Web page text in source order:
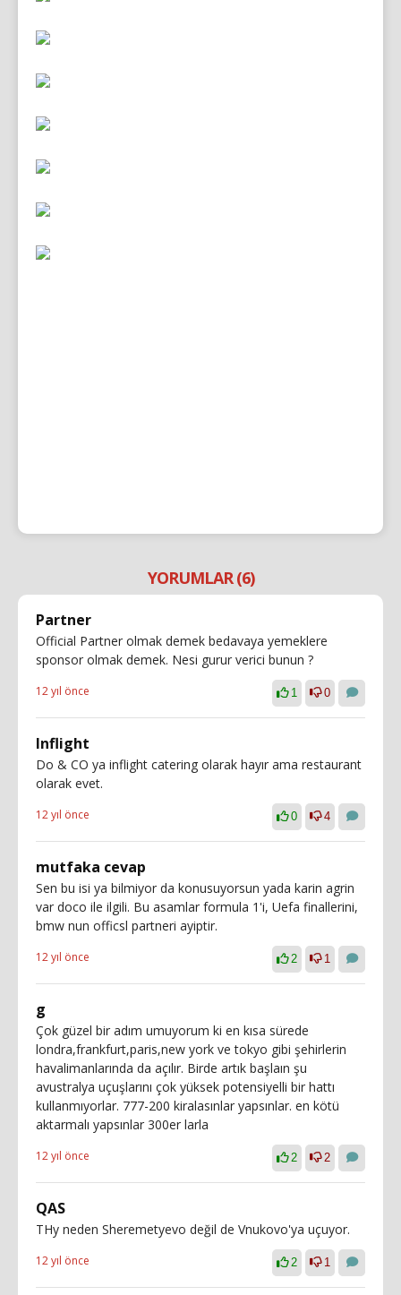
YORUMLAR (6)
Partner
Official Partner olmak demek bedavaya yemeklere
sponsor olmak demek. Nesi gurur verici bunun ?
12 yıl önce 1 0
Inflight
Do & CO ya inflight catering olarak hayır ama restaurant
olarak evet.
12 yıl önce 0 4
mutfaka cevap
Sen bu isi ya bilmiyor da konusuyorsun yada karin agrin
var doco ile ilgili. Bu asamlar formula 1'i, Uefa finallerini,
bmw nun officsl partneri ayiptir.
12 yıl önce 2 1
g
Çok güzel bir adım umuyorum ki en kısa sürede
londra,frankfurt,paris,new york ve tokyo gibi şehirlerin
havalimanlarında da açılır. Birde artık başlaın şu
avustralya uçuşlarını çok yüksek potensiyelli bir hattı
kullanmıyorlar. 777-200 kiralasınlar yapsınlar. en kötü
aktarmalı yapsınlar 300er larla
12 yıl önce 2 2
QAS
THy neden Sheremetyevo değil de Vnukovo'ya uçuyor.
12 yıl önce 2 1